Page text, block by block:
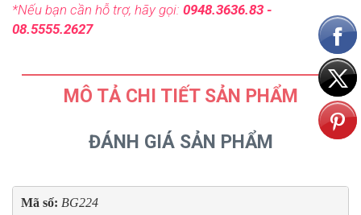
*Nếu bạn cần hỗ trợ, hãy gọi: 0948.3636.83 -
08.5555.2627
MÔ TẢ CHI TIẾT SẢN PHẨM
ĐÁNH GIÁ SẢN PHẨM
Mã số: BG224